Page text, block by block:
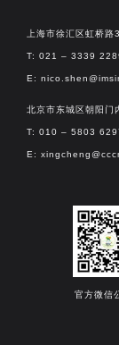
上海市徐汇区虹桥
T: 021 – 3339
E:
北京市东城区朝阳门
T: 010 – 5803
E:
官方微信